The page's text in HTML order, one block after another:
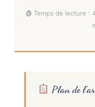
Temps de lecture :
Plan de